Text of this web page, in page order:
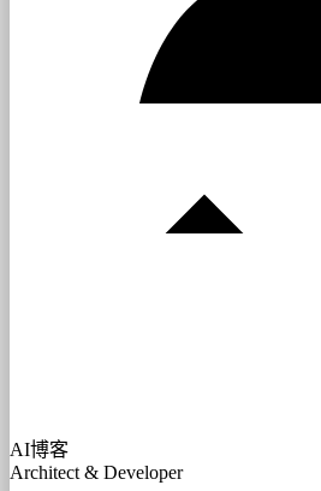
AI博客
Architect & Developer